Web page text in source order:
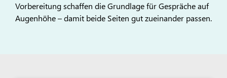
Vorbereitung schaffen die Grundlage für Gespräche auf
Augenhöhe – damit beide Seiten gut zueinander passen.